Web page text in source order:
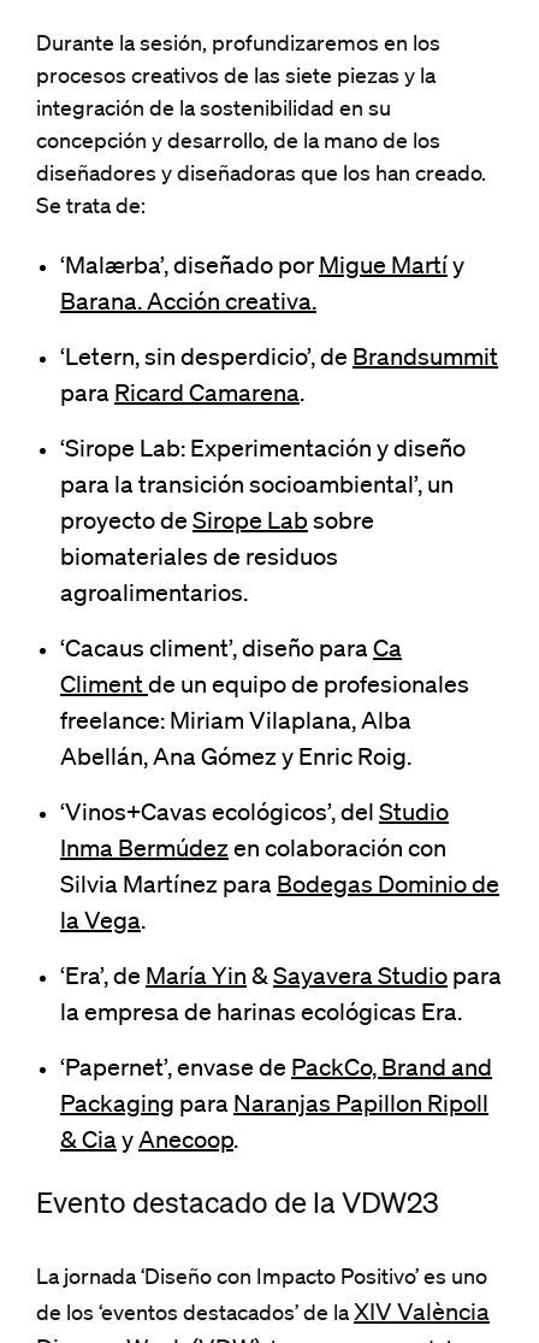
Durante la sesión, profundizaremos en los
procesos creativos de las siete piezas y la
integración de la sostenibilidad en su
concepción y desarrollo, de la mano de los
diseñadores y diseñadoras que los han creado.
Se trata de:
‘Malærba’, diseñado por Migue Martí y
Barana. Acción creativa.
‘Letern, sin desperdicio’, de Brandsummit
para Ricard Camarena.
‘Sirope Lab: Experimentación y diseño
para la transición socioambiental’, un
proyecto de Sirope Lab sobre
biomateriales de residuos
agroalimentarios.
‘Cacaus climent’, diseño para Ca
Climent de un equipo de profesionales
freelance: Miriam Vilaplana, Alba
Abellán, Ana Gómez y Enric Roig.
‘Vinos+Cavas ecológicos’, del Studio
Inma Bermúdez en colaboración con
Silvia Martínez para Bodegas Dominio de
la Vega.
‘Era’, de María Yin & Sayavera Studio para
la empresa de harinas ecológicas Era.
‘Papernet’, envase de PackCo, Brand and
Packaging para Naranjas Papillon Ripoll
& Cia y Anecoop.
Evento destacado de la VDW23
La jornada ‘Diseño con Impacto Positivo’ es uno
de los ‘eventos destacados’ de la XIV València